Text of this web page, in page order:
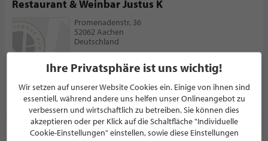
Restaurant & Weinbar Justus K
Promenadenstr. 36
52062 Aachen
Deutschland
PROFIL
Bistro Filip
Ihre Privatsphäre ist uns wichtig!
Wir setzen auf unserer Website Cookies ein. Einige von ihnen sind
essentiell, während andere uns helfen unser Onlineangebot zu
verbessern und wirtschaftlich zu betreiben. Sie können dies
akzeptieren oder per Klick auf die Schaltfläche "Individuelle
Cookie-Einstellungen" einstellen, sowie diese Einstellungen